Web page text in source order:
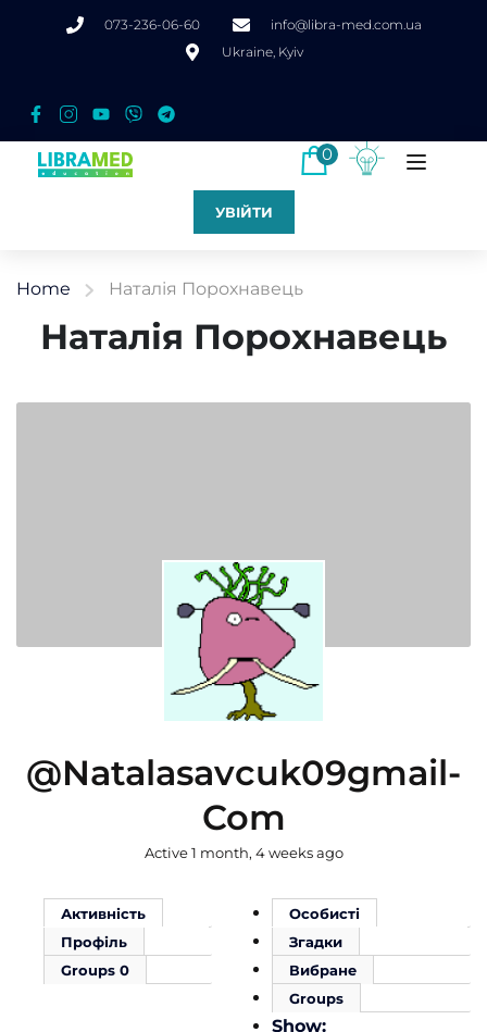
073-236-06-60
info@libra-med.com.ua
Ukraine, Kyiv
0
УВІЙТИ
Home Наталія Порохнавець
Наталія Порохнавець
@natalasavcuk09gmail-
Com
Active 1 month, 4 weeks ago
Активність
Профіль
Groups 0
Особисті
Згадки
Вибране
Groups
Show: